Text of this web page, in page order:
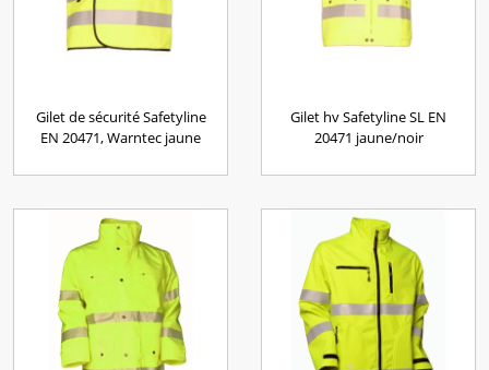
Gilet de sécurité Safetyline
EN 20471, Warntec jaune
Gilet hv Safetyline SL EN
20471 jaune/noir